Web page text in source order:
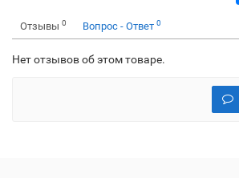
Отзывы 0 Вопрос - Ответ 0
Нет отзывов об этом товаре.